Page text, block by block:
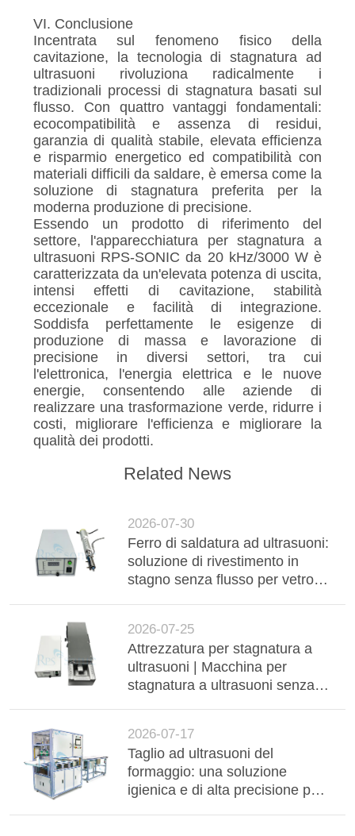
VI. Conclusione
Incentrata sul fenomeno fisico della
cavitazione, la tecnologia di stagnatura ad
ultrasuoni rivoluziona radicalmente i
tradizionali processi di stagnatura basati sul
flusso. Con quattro vantaggi fondamentali:
ecocompatibilità e assenza di residui,
garanzia di qualità stabile, elevata efficienza
e risparmio energetico ed compatibilità con
materiali difficili da saldare, è emersa come la
soluzione di stagnatura preferita per la
moderna produzione di precisione.
Essendo un prodotto di riferimento del
settore, l'apparecchiatura per stagnatura a
ultrasuoni RPS-SONIC da 20 kHz/3000 W è
caratterizzata da un'elevata potenza di uscita,
intensi effetti di cavitazione, stabilità
eccezionale e facilità di integrazione.
Soddisfa perfettamente le esigenze di
produzione di massa e lavorazione di
precisione in diversi settori, tra cui
l'elettronica, l'energia elettrica e le nuove
energie, consentendo alle aziende di
realizzare una trasformazione verde, ridurre i
costi, migliorare l'efficienza e migliorare la
qualità dei prodotti.
Related News
2026-07-30
Ferro di saldatura ad ultrasuoni:
soluzione di rivestimento in
stagno senza flusso per vetro
2026-07-25
Attrezzatura per stagnatura a
ultrasuoni | Macchina per
stagnatura a ultrasuoni senza
componenti elettronici
2026-07-17
Taglio ad ultrasuoni del
formaggio: una soluzione
igienica e di alta precisione per